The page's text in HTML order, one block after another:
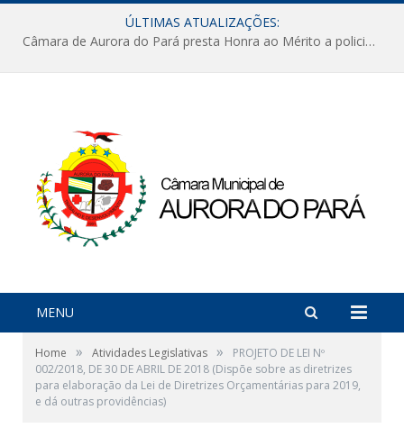
ÚLTIMAS ATUALIZAÇÕES:
Câmara de Aurora do Pará presta Honra ao Mérito a policiais militares em sessão marcada por reconhecimento e emoção
MENU
Home » Atividades Legislativas »
PROJETO DE LEI Nº
002/2018, DE 30 DE ABRIL DE 2018 (Dispõe sobre as diretrizes
para elaboração da Lei de Diretrizes Orçamentárias para 2019,
e dá outras providências)